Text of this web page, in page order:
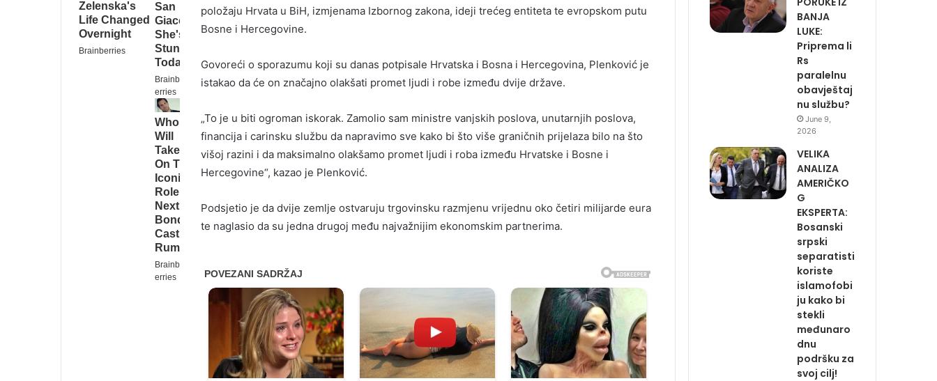
položaju Hrvata u BiH, izmjenama Izbornog zakona, ideji trećeg entiteta te evropskom putu
Bosne i Hercegovine.
Govoreći o sporazumu koji su danas potpisale Hrvatska i Bosna i Hercegovina, Plenković je
istakao da će on značajno olakšati promet ljudi i robe između dvije države.
„To je u biti ogroman iskorak. Zamolio sam ministre vanjskih poslova, unutarnjih poslova,
financija i carinsku službu da napravimo sve kako bi što više graničnih prijelaza bilo na što
višoj razini i da maksimalno olakšamo promet ljudi i roba između Hrvatske i Bosne i
Hercegovine“, kazao je Plenković.
Podsjetio je da dvije zemlje ostvaruju trgovinsku razmjenu vrijednu oko četiri milijarde eura
te naglasio da su jedna drugoj među najvažnijim ekonomskim partnerima.
BANJA
LUKE:
Priprema li
Rs
paralelnu
obavještaj
nu službu?
June 9,
2026
VELIKA
ANALIZA
AMERIČKO
G
EKSPERTA:
Bosanski
srpski
separatisti
koriste
islamofobi
ju kako bi
stekli
međunaro
dnu
podršku za
svoj cilj!